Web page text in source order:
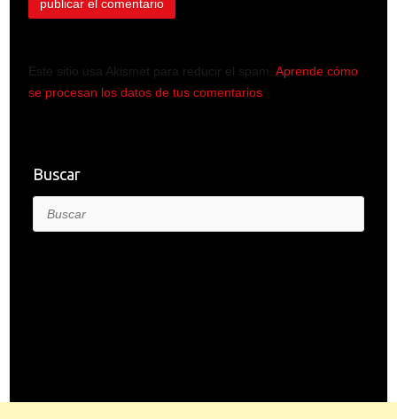
Este sitio usa Akismet para reducir el spam. Aprende cómo
se procesan los datos de tus comentarios.
Buscar
Buscar